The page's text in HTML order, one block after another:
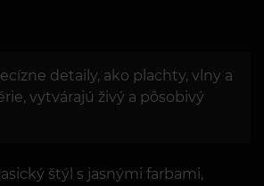
detaily, ako plachty, vlny a
vytvárajú živý a pôsobivý
štýl s jasnými farbami,